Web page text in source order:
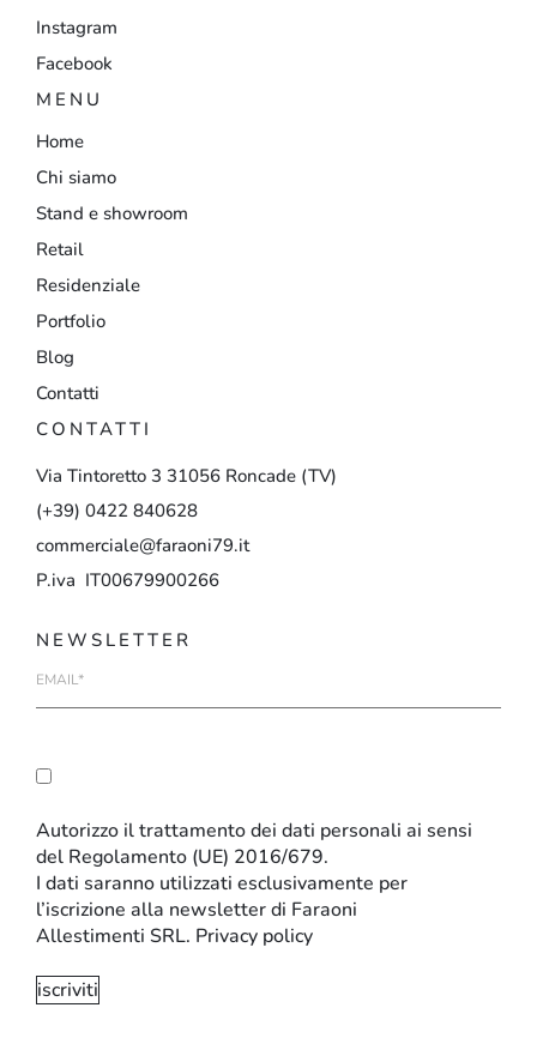
Instagram
Facebook
MENU
Home
Chi siamo
Stand e showroom
Retail
Residenziale
Portfolio
Blog
Contatti
CONTATTI
Via Tintoretto 3 31056 Roncade (TV)
(+39) 0422 840628
commerciale@faraoni79.it
P.iva IT00679900266
NEWSLETTER
mail
Autorizzo il trattamento dei dati personali ai sensi
del Regolamento (UE) 2016/679.
I dati saranno utilizzati esclusivamente per
l’iscrizione alla newsletter di Faraoni
Allestimenti SRL. Privacy policy